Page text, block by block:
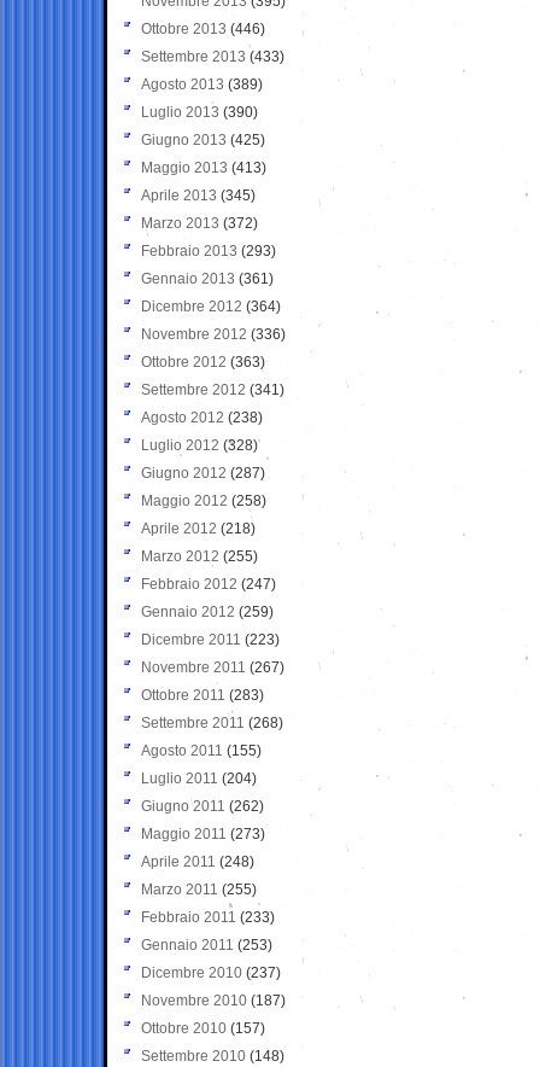
Ottobre 2013 (446)
Settembre 2013 (433)
Agosto 2013 (389)
Luglio 2013 (390)
Giugno 2013 (425)
Maggio 2013 (413)
Aprile 2013 (345)
Marzo 2013 (372)
Febbraio 2013 (293)
Gennaio 2013 (361)
Dicembre 2012 (364)
Novembre 2012 (336)
Ottobre 2012 (363)
Settembre 2012 (341)
Agosto 2012 (238)
Luglio 2012 (328)
Giugno 2012 (287)
Maggio 2012 (258)
Aprile 2012 (218)
Marzo 2012 (255)
Febbraio 2012 (247)
Gennaio 2012 (259)
Dicembre 2011 (223)
Novembre 2011 (267)
Ottobre 2011 (283)
Settembre 2011 (268)
Agosto 2011 (155)
Luglio 2011 (204)
Giugno 2011 (262)
Maggio 2011 (273)
Aprile 2011 (248)
Marzo 2011 (255)
Febbraio 2011 (233)
Gennaio 2011 (253)
Dicembre 2010 (237)
Novembre 2010 (187)
Ottobre 2010 (157)
Settembre 2010 (148)